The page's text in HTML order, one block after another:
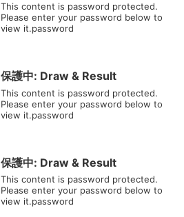
This content is password protected.
Please enter your password below to
view it.password
保護中: Draw & Result
This content is password protected.
Please enter your password below to
view it.password
保護中: Draw & Result
This content is password protected.
Please enter your password below to
view it.password